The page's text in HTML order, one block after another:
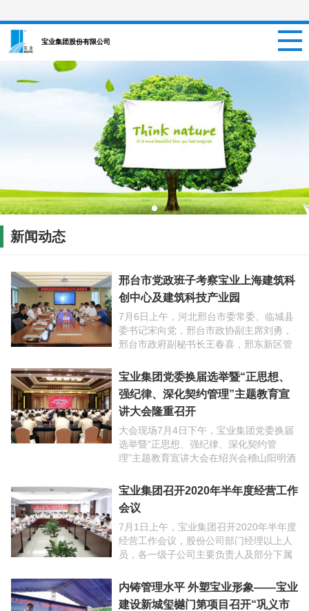
宝业集团股份有限公司
网站首页
新闻资讯
项目信息
招聘信息
案例中心
新闻动态
邢台市党政班子考察宝业上海建筑科
创中心及建筑科技产业园
7月6日上午，河北邢台市委常委、临城县
委书记宋向党，邢台市政协副主席刘勇，
邢台市政府副秘书长王春喜，邢东新区管
行参观考察宝业上海建筑科创中心、宝业
青浦建筑科技产业园 ...
宝业集团党委换届选举暨“正思想、
强纪律、深化契约管理”主题教育宣
讲大会隆重召开
大会现场7月4日下午，宝业集团党委换届
选举暨“正思想、强纪律、深化契约管
理”主题教育宣讲大会在绍兴会稽山阳明酒
峰、副书记沈建祥应邀出席大会。公司党
委副书记孙宇光代表 ...
宝业集团召开2020年半年度经营工作
会议
7月1日上午，宝业集团召开2020年半年度
经营工作会议，股份公司部门经理以上人
员，各一级子公司主要负责人及部分下属
财务、管理骨干，共130余人参加会议。
湖北、安徽、 ...
内铸管理水平 外塑宝业形象——宝业
建设新城玺樾门第项目召开“巩义市